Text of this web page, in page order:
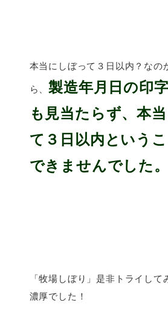
本当にしぼって３日以内？なの
ら、 製造年月日の印
も見当たらず、本
て３日以内という
できませんでした。
「牧場しぼり」是非トライして
濃厚でした！